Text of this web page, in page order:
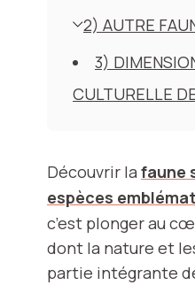
2) AUTRE
3)
CULTURELLE
Découvrir la faune
espèces
c’est plonger au
dont la nature et
partie intégrante